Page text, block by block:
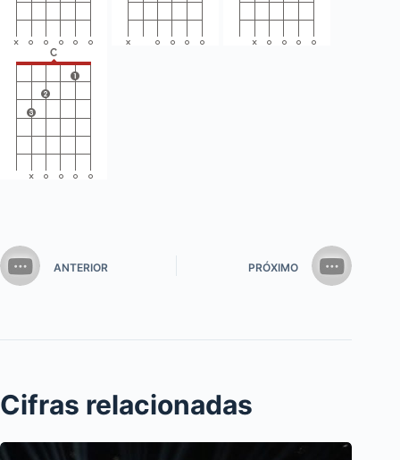
ANTERIOR PRÓXIMO
Cifras relacionadas